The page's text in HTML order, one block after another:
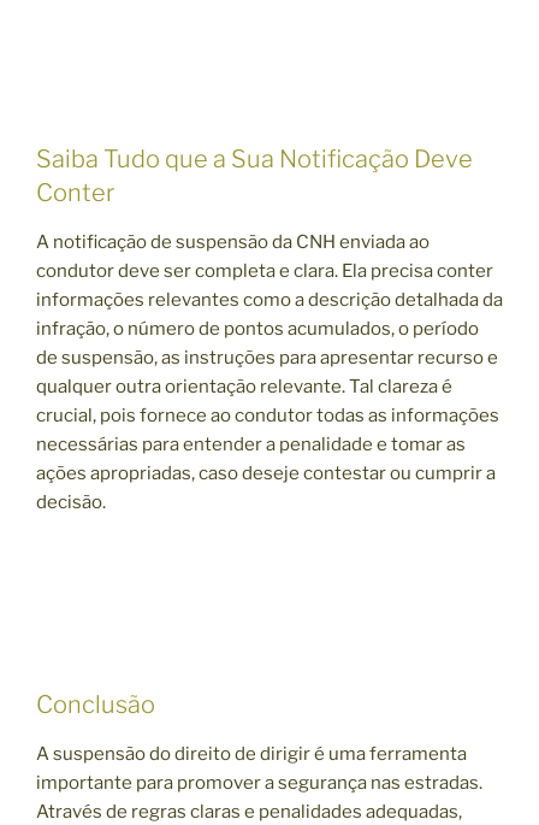
Saiba Tudo que a Sua Notificação Deve
Conter
A notificação de suspensão da CNH enviada ao
condutor deve ser completa e clara. Ela precisa conter
informações relevantes como a descrição detalhada da
infração, o número de pontos acumulados, o período
de suspensão, as instruções para apresentar recurso e
qualquer outra orientação relevante. Tal clareza é
crucial, pois fornece ao condutor todas as informações
necessárias para entender a penalidade e tomar as
ações apropriadas, caso deseje contestar ou cumprir a
decisão.
Conclusão
A suspensão do direito de dirigir é uma ferramenta
importante para promover a segurança nas estradas.
Através de regras claras e penalidades adequadas,